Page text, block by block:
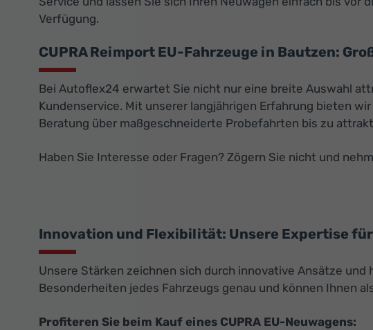
Verfügung.
CUPRA Reimport EU-Fahrzeuge in Bautzen:
Bei Autoflex24 erwartet Sie nicht nur eine breite Auswahl
Kundenservice. Mit unserer langjährigen Erfahrung bieten
Beratung über maßgeschneiderte Probefahrten bis zu
Haben Sie Interesse oder Fragen? Zögern Sie nicht und
Innovation und Flexibilität: Unsere Expertise
Unsere Stärken zeichnen sich durch innovative Ansätze
Besonderheiten jedes Fahrzeugs genau und können Ihnen
Profiteren Sie beim Kauf eines CUPRA EU-Neuwagens: